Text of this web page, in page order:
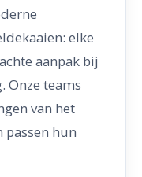
elke
aanpak bij
teams
van het
passen hun